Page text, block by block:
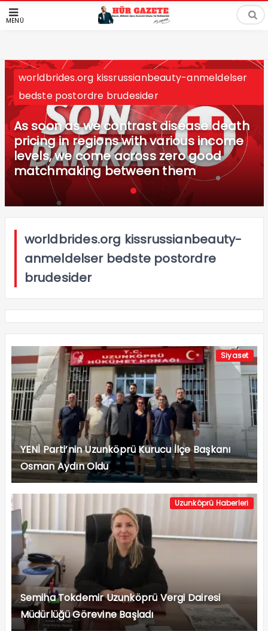
MENÜ
worldbrides.org kissrussianbeauty-anmeldelser
bedste postordre brudesider
As soon as we contrast disease death
pricing in regions with various income
levels, we come across zero good
matchmaking between them
worldbrides.org kissrussianbeauty-
anmeldelser bedste postordre
brudesider
Siyaset
YENİ Parti’nin Uzunköprü Kurucu İlçe Başkanı
Osman Aydın Oldu
Uzunköprü Haberleri
Semiha Tokdemir Uzunköprü Vergi Dairesi
Müdürlüğü Görevine Başladı